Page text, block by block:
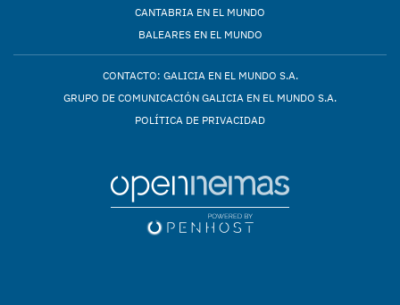
CANTABRIA EN EL MUNDO
BALEARES EN EL MUNDO
CONTACTO: GALICIA EN EL MUNDO S.A.
GRUPO DE COMUNICACIÓN GALICIA EN EL MUNDO S.A.
POLÍTICA DE PRIVACIDAD